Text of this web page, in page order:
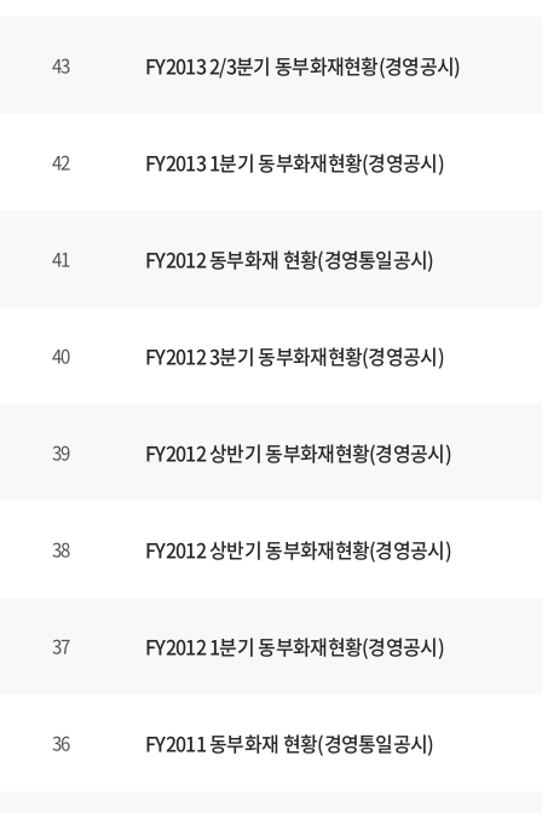
43 FY2013 2/3분기 동부화재현황(경영공시)
42 FY2013 1분기 동부화재현황(경영공시)
41 FY2012 동부화재 현황(경영통일공시)
40 FY2012 3분기 동부화재현황(경영공시)
39 FY2012 상반기 동부화재현황(경영공시)
38 FY2012 상반기 동부화재현황(경영공시)
37 FY2012 1분기 동부화재현황(경영공시)
36 FY2011 동부화재 현황(경영통일공시)